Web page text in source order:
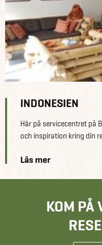
INDONESIEN
Här på servicecentret på
och inspiration kring din
Läs mer
KOM PÅ